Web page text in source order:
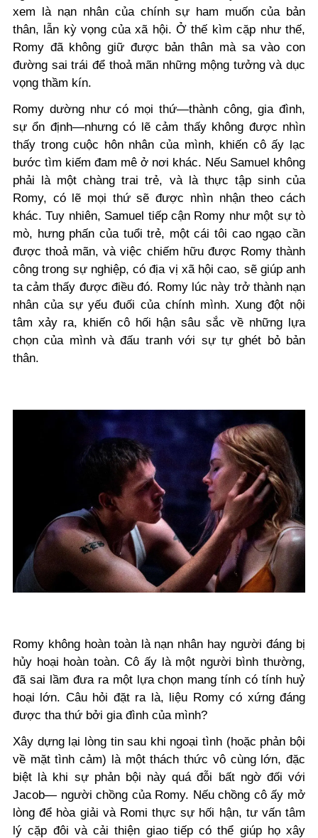
xem là nạn nhân của chính sự ham muốn của bản
thân, lẫn kỳ vọng của xã hội. Ở thế kìm cặp như thế,
Romy đã không giữ được bản thân mà sa vào con
đường sai trái để thoả mãn những mộng tưởng và dục
vọng thầm kín.
Romy dường như có mọi thứ—thành công, gia đình,
sự ổn định—nhưng có lẽ cảm thấy không được nhìn
thấy trong cuộc hôn nhân của mình, khiến cô ấy lạc
bước tìm kiếm đam mê ở nơi khác. Nếu Samuel không
phải là một chàng trai trẻ, và là thực tập sinh của
Romy, có lẽ mọi thứ sẽ được nhìn nhận theo cách
khác. Tuy nhiên, Samuel tiếp cận Romy như một sự tò
mò, hưng phấn của tuổi trẻ, một cái tôi cao ngạo cần
được thoả mãn, và việc chiếm hữu được Romy thành
công trong sự nghiệp, có địa vị xã hội cao, sẽ giúp anh
ta cảm thấy được điều đó. Romy lúc này trở thành nạn
nhân của sự yếu đuối của chính mình. Xung đột nội
tâm xảy ra, khiến cô hối hận sâu sắc về những lựa
chọn của mình và đấu tranh với sự tự ghét bỏ bản
thân.
Romy không hoàn toàn là nạn nhân hay người đáng bị
hủy hoại hoàn toàn. Cô ấy là một người bình thường,
đã sai lầm đưa ra một lựa chọn mang tính có tính huỷ
hoại lớn. Câu hỏi đặt ra là, liệu Romy có xứng đáng
được tha thứ bởi gia đình của mình?
Xây dựng lại lòng tin sau khi ngoại tình (hoặc phản bội
về mặt tình cảm) là một thách thức vô cùng lớn, đặc
biệt là khi sự phản bội này quá đỗi bất ngờ đối với
Jacob— người chồng của Romy. Nếu chồng cô ấy mở
lòng để hòa giải và Romi thực sự hối hận, tư vấn tâm
lý cặp đôi và cải thiện giao tiếp có thể giúp họ xây